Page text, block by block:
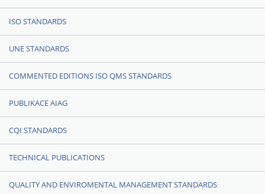
ISO STANDARDS
UNE STANDARDS
COMMENTED EDITIONS ISO QMS STANDARDS
PUBLIKACE AIAG
CQI STANDARDS
TECHNICAL PUBLICATIONS
QUALITY AND ENVIROMENTAL MANAGEMENT STANDARDS